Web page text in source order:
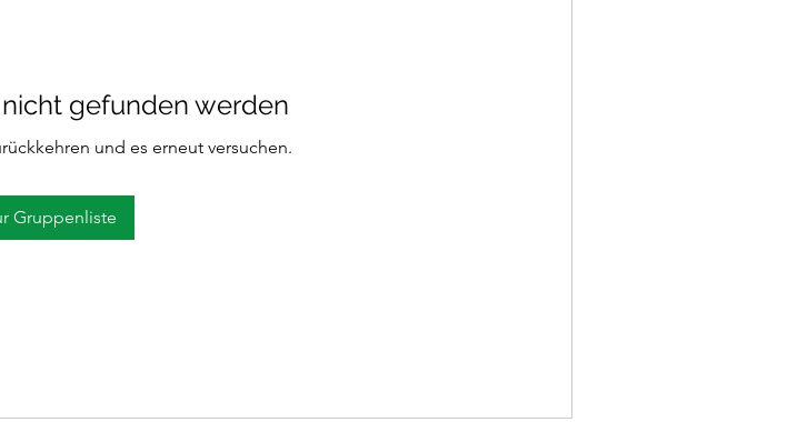
gefunden werden
und es erneut versuchen.
Gruppenliste